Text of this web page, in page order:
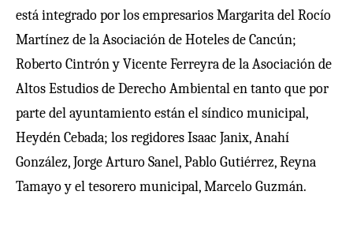
está integrado por los empresarios Margarita del Rocío
Martínez de la Asociación de Hoteles de Cancún;
Roberto Cintrón y Vicente Ferreyra de la Asociación de
Altos Estudios de Derecho Ambiental en tanto que por
parte del ayuntamiento están el síndico municipal,
Heydén Cebada; los regidores Isaac Janix, Anahí
González, Jorge Arturo Sanel, Pablo Gutiérrez, Reyna
Tamayo y el tesorero municipal, Marcelo Guzmán.